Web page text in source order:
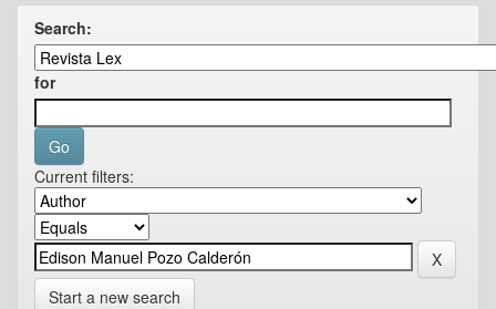
Search:
for
Current filters:
Start a new search